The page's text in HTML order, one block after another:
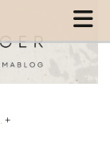
+